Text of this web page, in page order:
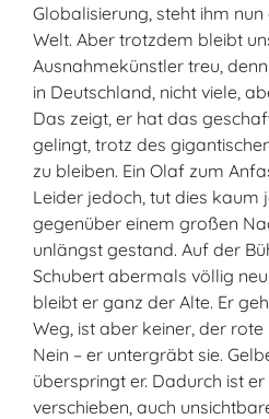
Globalisierung, steht ihm
Welt. Aber trotzdem bleibt
Ausnahmekünstler treu,
in Deutschland, nicht viele,
Das zeigt, er hat das
gelingt, trotz des
zu bleiben. Ein Olaf zum
Leider jedoch, tut dies kaum
gegenüber einem großen
unlängst gestand. Auf der
Schubert abermals völlig
bleibt er ganz der Alte. Er
Weg, ist aber keiner, der rote
Nein – er untergräbt sie.
überspringt er. Dadurch ist
verschieben, auch